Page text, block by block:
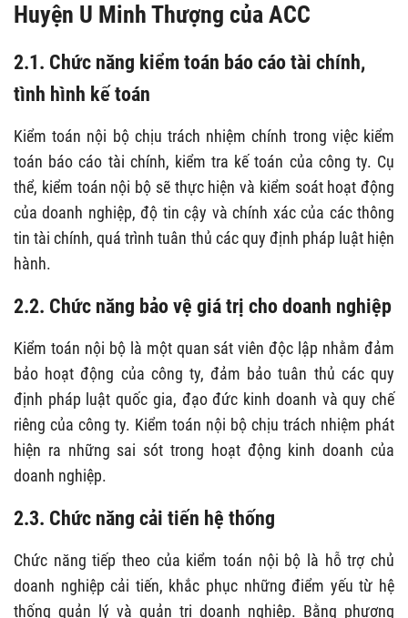
Huyện U Minh Thượng của ACC
2.1. Chức năng kiểm toán báo cáo tài chính,
tình hình kế toán
Kiểm toán nội bộ chịu trách nhiệm chính trong việc kiểm
toán báo cáo tài chính, kiểm tra kế toán của công ty. Cụ
thể, kiểm toán nội bộ sẽ thực hiện và kiểm soát hoạt động
của doanh nghiệp, độ tin cậy và chính xác của các thông
tin tài chính, quá trình tuân thủ các quy định pháp luật hiện
hành.
2.2. Chức năng bảo vệ giá trị cho doanh nghiệp
Kiểm toán nội bộ là một quan sát viên độc lập nhằm đảm
bảo hoạt động của công ty, đảm bảo tuân thủ các quy
định pháp luật quốc gia, đạo đức kinh doanh và quy chế
riêng của công ty. Kiểm toán nội bộ chịu trách nhiệm phát
hiện ra những sai sót trong hoạt động kinh doanh của
doanh nghiệp.
2.3. Chức năng cải tiến hệ thống
Chức năng tiếp theo của kiểm toán nội bộ là hỗ trợ chủ
doanh nghiệp cải tiến, khắc phục những điểm yếu từ hệ
thống quản lý và quản trị doanh nghiệp. Bằng phương